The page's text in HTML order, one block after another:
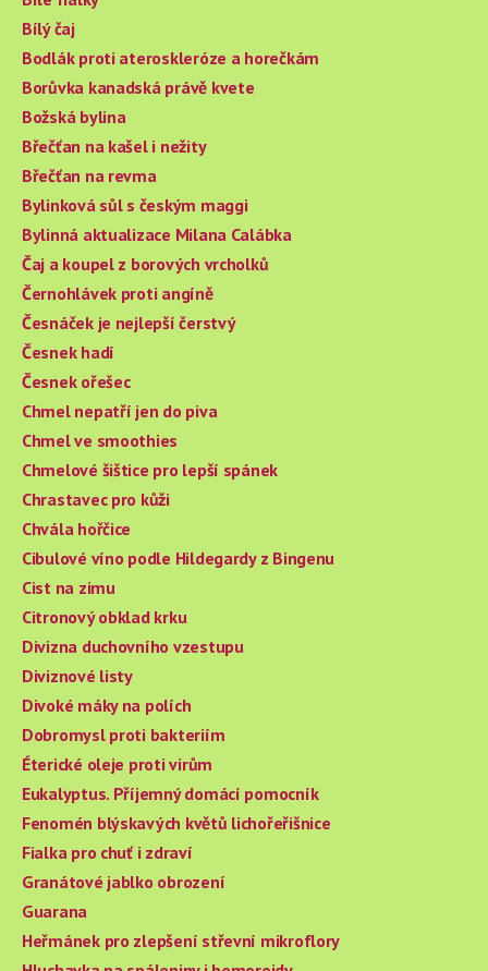
Bílý čaj
Bodlák proti ateroskleróze a horečkám
Borůvka kanadská právě kvete
Božská bylina
Břečťan na kašel i nežity
Břečťan na revma
Bylinková sůl s českým maggi
Bylinná aktualizace Milana Calábka
Čaj a koupel z borových vrcholků
Černohlávek proti angíně
Česnáček je nejlepší čerstvý
Česnek hadí
Česnek ořešec
Chmel nepatří jen do piva
Chmel ve smoothies
Chmelové šištice pro lepší spánek
Chrastavec pro kůži
Chvála hořčice
Cibulové víno podle Hildegardy z Bingenu
Cist na zimu
Citronový obklad krku
Divizna duchovního vzestupu
Diviznové listy
Divoké máky na polích
Dobromysl proti bakteriím
Éterické oleje proti virům
Eukalyptus. Příjemný domácí pomocník
Fenomén blýskavých květů lichořeřišnice
Fialka pro chuť i zdraví
Granátové jablko obrození
Guarana
Heřmánek pro zlepšení střevní mikroflory